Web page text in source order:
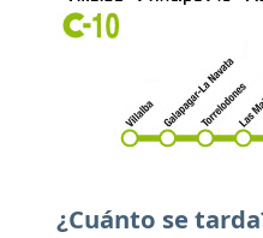
¿Cuánto se